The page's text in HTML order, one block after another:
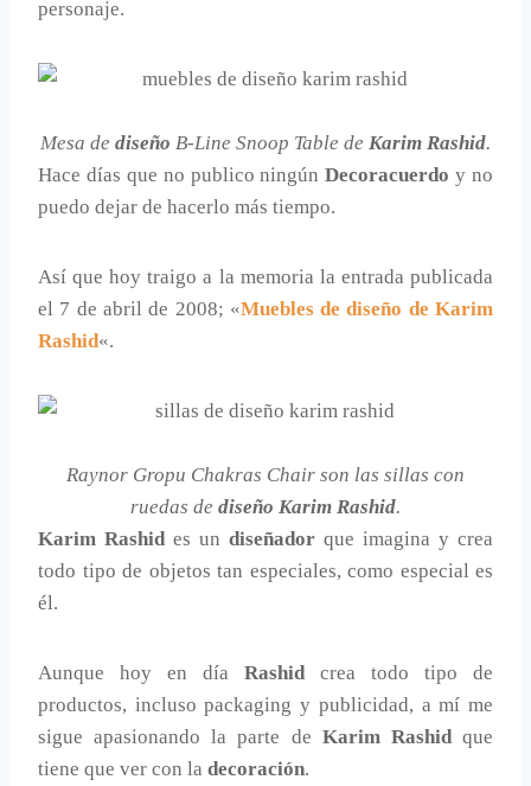
personaje.
Mesa de diseño B-Line Snoop Table de Karim Rashid.
Hace días que no publico ningúnDecoracuerdo y no
puedo dejar de hacerlo más tiempo.
Así que hoy traigo a la memoria la entrada publicada
el 7 de abril de 2008; «Muebles de diseño de Karim
Rashid«.
Raynor Gropu Chakras Chair son las sillas con
ruedas de diseño Karim Rashid.
Karim Rashides un diseñador que imagina y crea
todo tipo de objetos tan especiales, como especial es
él.
Aunque hoy en día Rashidcrea todo tipo de
productos, incluso packaging y publicidad, a mí me
sigue apasionando la parte de Karim Rashidque
tiene que ver con la decoración.